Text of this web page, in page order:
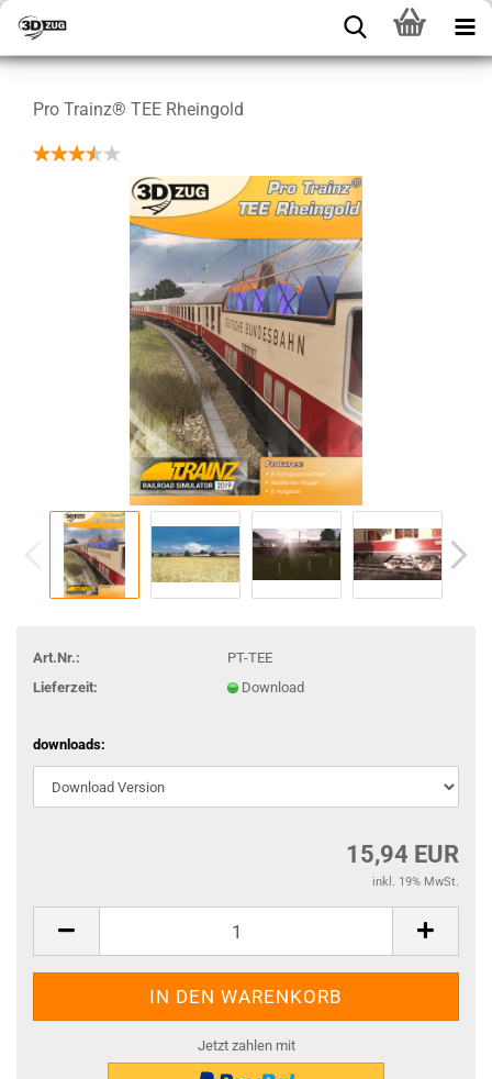
Pro Trainz® TEE Rheingold
Art.Nr.:
PT-TEE
Lieferzeit:
Download
downloads:
15,94 EUR
inkl. 19% MwSt.
Jetzt zahlen mit